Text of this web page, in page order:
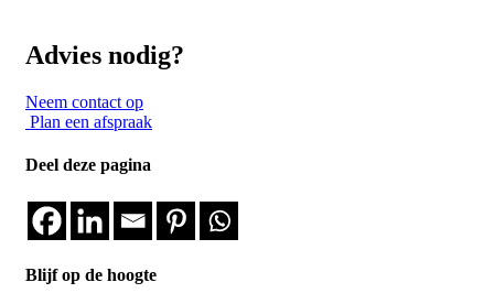
Advies nodig?
Neem contact op
Plan een afspraak
Deel deze pagina
Blijf op de hoogte